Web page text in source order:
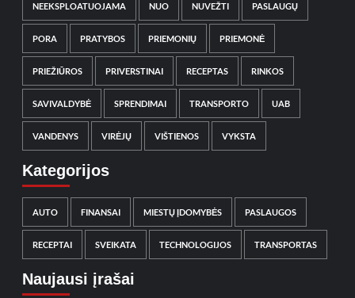
NEEKSPLOATUOJAMA NUO NUVEŽTI PASLAUGŲ
PORA PRATYBOS PRIEMONIŲ PRIEMONĖ
PRIEŽIŪROS PRIVERSTINAI RECEPTAS RINKOS
SAVIVALDYBĖ SPRENDIMAI TRANSPORTO UAB
VANDENYS VIRĖJŲ VIŠTIENOS VYKSTA
Kategorijos
AUTO FINANSAI MIESTŲ ĮDOMYBĖS PASLAUGOS
RECEPTAI SVEIKATA TECHNOLOGIJOS TRANSPORTAS
Naujausi įrašai